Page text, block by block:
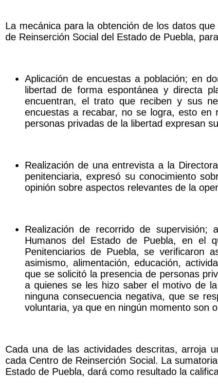
La mecánica para la obtención de los datos
de Reinserción Social del Estado de Puebla,
Aplicación de encuestas a población; en
libertad de forma espontánea y directa
encuentran, el trato que reciben y sus
encuestas a recabar, no se logra, esto en
personas privadas de la libertad expresan
Realización de una entrevista a la
penitenciaria, expresó su conocimiento
opinión sobre aspectos relevantes de la
Realización de recorrido de
Humanos del Estado de Puebla, en el
Penitenciarios de Puebla, se verificaron
asimismo, alimentación, educación,
que se solicitó la presencia de personas
a quienes se les hizo saber el motivo de
ninguna consecuencia negativa, que se
voluntaria, ya que en ningún momento son
Cada una de las actividades descritas, arroja
cada Centro de Reinserción Social. La
Estado de Puebla, dará como resultado la